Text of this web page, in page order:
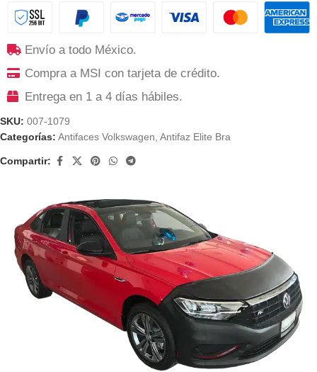
Envío a todo México.
Compra a MSI con tarjeta de crédito.
Entrega en 1 a 4 días hábiles.
SKU: 007-1079
Categorías: Antifaces Volkswagen Antifaz Elite Bra
Compartir: